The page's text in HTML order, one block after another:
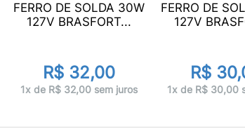
FERRO DE SOLDA 30W
127V BRASFORT...
R$ 32,00
1x de R$ 32,00 sem juros
FERRO DE
127V
R$
1x de R$ 30,00